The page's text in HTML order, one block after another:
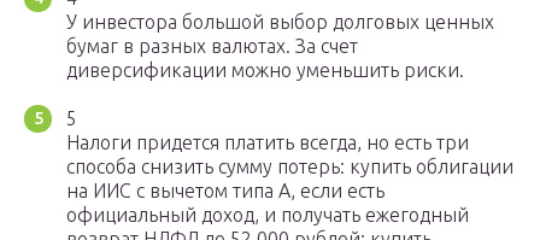
У инвестора большой выбор долговых ценных
бумаг в разных валютах. За счет
диверсификации можно уменьшить риски.
5
Налоги придется платить всегда, но есть три
способа снизить сумму потерь: купить облигации
на ИИС с вычетом типа А, если есть
официальный доход, и получать ежегодный